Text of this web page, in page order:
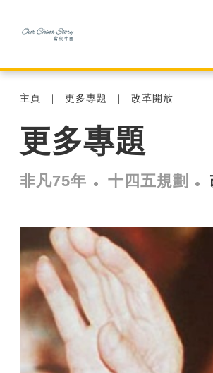
主頁 更多專題 改革開放
更多專題
非凡75年 十四五規劃